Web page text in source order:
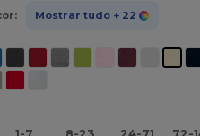
Mostrar tudo + 22